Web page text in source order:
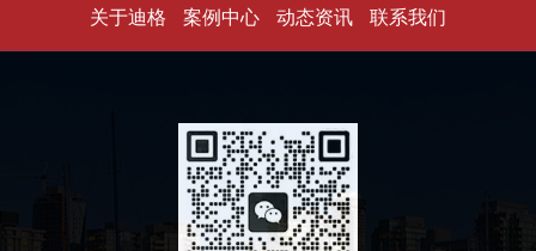
关于迪格 案例中心 动态资讯 联系我们